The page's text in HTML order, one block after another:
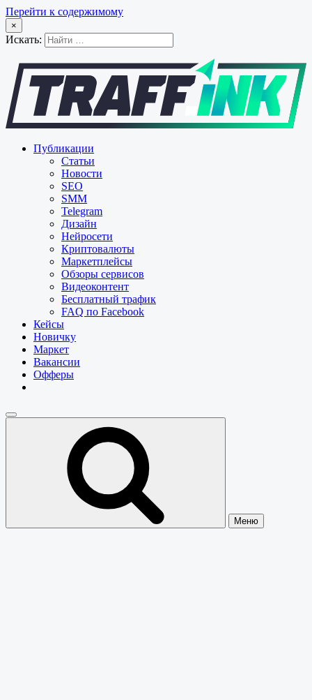
Перейти к содержимому
×
Искать:
Публикации
Статьи
Новости
SEO
SMM
Telegram
Дизайн
Нейросети
Криптовалюты
Маркетплейсы
Обзоры сервисов
Видеоконтент
Бесплатный трафик
FAQ по Facebook
Кейсы
Новичку
Маркет
Вакансии
Офферы
Меню